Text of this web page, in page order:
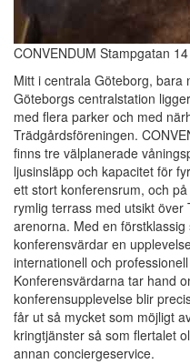
CONVENDUM Stampgatan 14
Mitt i centrala Göteborg,
Göteborgs centralstation
med flera parker och med
Trädgårdsföreningen.
finns tre välplanerade
ljusinsläpp och kapacitet för
ett stort konferensrum, och
rymlig terrass med utsikt
arenorna. Med en
konferensvärdar en
internationell och
Konferensvärdarna tar hand
konferensupplevelse blir
får ut så mycket som möjligt
kringtjänster så som flertalet
annan conciergeservice.